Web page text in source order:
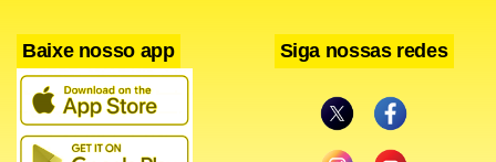
Baixe nosso app Siga nossas redes